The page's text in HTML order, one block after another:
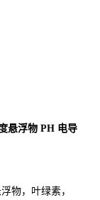
悬浮物 PH 电导
物，叶绿素，